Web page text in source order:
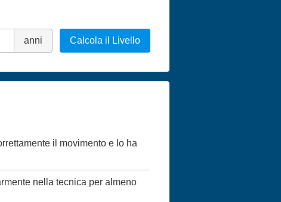
anni Calcola il Livello
il movimento e lo ha
nella tecnica per almeno